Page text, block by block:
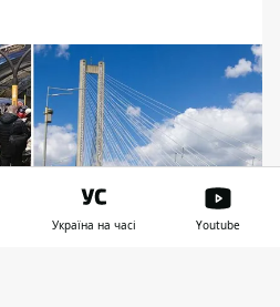
Україна на часі Youtube